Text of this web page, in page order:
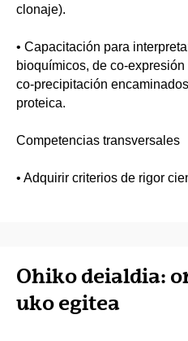
clonaje).
• Capacitación para
bioquímicos, de co-
co-precipitación
proteica.
Competencias transversales
• Adquirir criterios de rigor
Ohiko deialdia:
uko egitea